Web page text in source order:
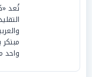
تُعد
واحد